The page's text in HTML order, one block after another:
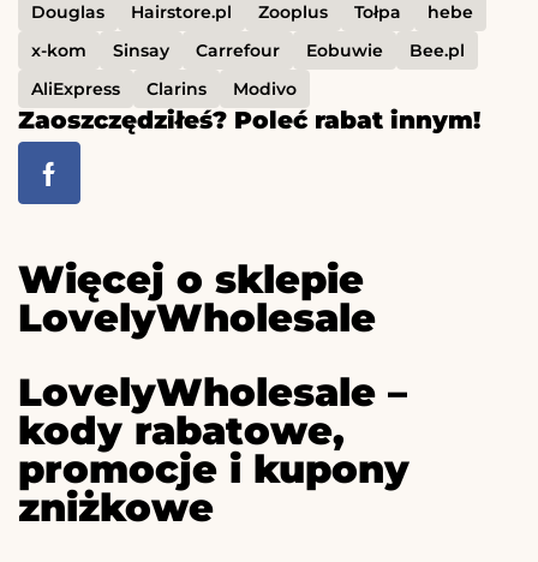
Douglas
Hairstore.pl Zooplus Tołpa
hebe
x-kom
Sinsay Carrefour Eobuwie
Bee.pl
AliExpress
Clarins Modivo
Zaoszczędziłeś? Poleć rabat innym!
Więcej o sklepie
LovelyWholesale
LovelyWholesale –
kody rabatowe,
promocje i kupony
zniżkowe